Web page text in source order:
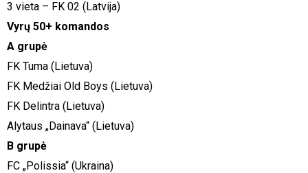
3 vieta – FK 02 (Latvija)
Vyrų 50+ komandos
A grupė
FK Tuma (Lietuva)
FK Medžiai Old Boys (Lietuva)
FK Delintra (Lietuva)
Alytaus „Dainava“ (Lietuva)
B grupė
FC „Polissia“ (Ukraina)